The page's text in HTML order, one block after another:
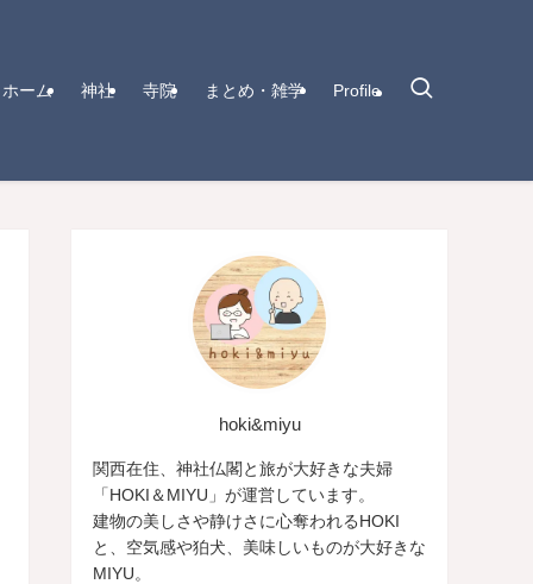
ホーム 神社 寺院 まとめ・雑学 Profile
hoki&miyu
関西在住、神社仏閣と旅が大好きな夫婦
「HOKI＆MIYU」が運営しています。
建物の美しさや静けさに心奪われるHOKI
と、空気感や狛犬、美味しいものが大好きな
MIYU。